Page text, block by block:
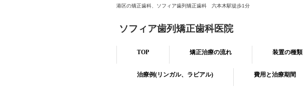
港区の矯正歯科、ソフィア歯列矯正歯科 六本木駅徒歩1分
ソフィア歯列矯正歯科医院
TOP 矯正治療の流れ 装置の種類
治療例(リンガル、ラビアル) 費用と治療期間